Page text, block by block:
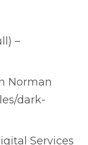
–
Norman
dark-
Services